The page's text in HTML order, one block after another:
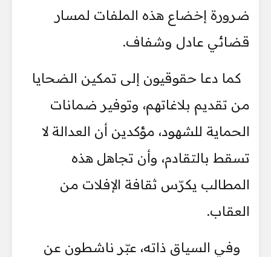
ضرورة إخضاع هذه الملفات لمسار
قضائي عادل وشفاف.
كما دعا حقوقيون إلى تمكين الضحايا
من تقديم بلاغاتهم، وتوفير ضمانات
الحماية للشهود، مؤكدين أن العدالة لا
تسقط بالتقادم، وأن تجاهل هذه
المطالب يكرّس ثقافة الإفلات من
العقاب.
وفي السياق ذاته، عبّر ناشطون عن